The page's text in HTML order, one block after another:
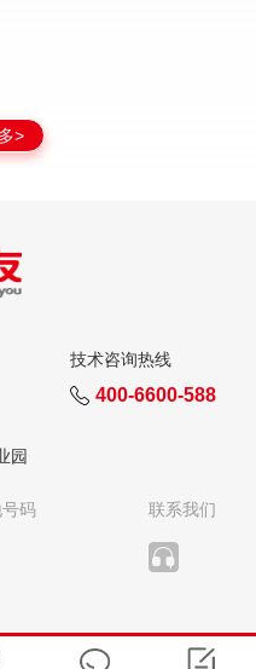
>
技术咨询热线
400-6600-588
园
码 联系我们
技股份有限公司